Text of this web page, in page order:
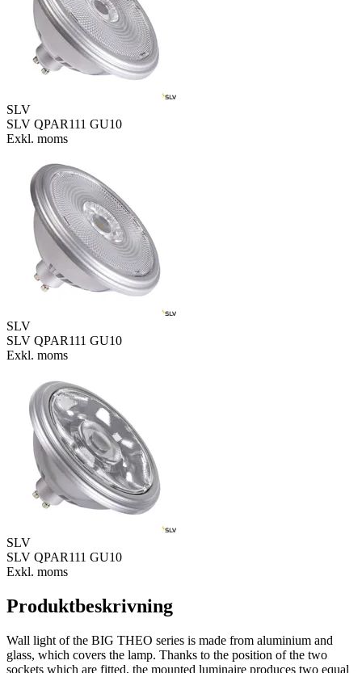
SLV
SLV QPAR111 GU10
Exkl. moms
SLV
SLV QPAR111 GU10
Exkl. moms
SLV
SLV QPAR111 GU10
Exkl. moms
Produktbeskrivning
Wall light of the BIG THEO series is made from aluminium and
glass, which covers the lamp. Thanks to the position of the two
sockets which are fitted, the mounted luminaire produces two equal